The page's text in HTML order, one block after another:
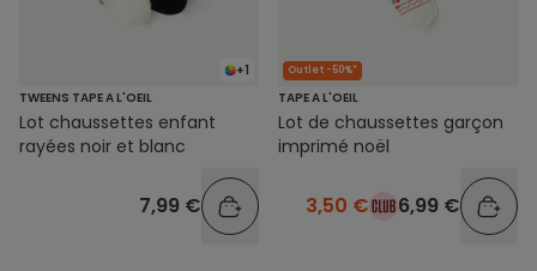
+1
TWEENS TAPE A L'OEIL
Lot chaussettes enfant
rayées noir et blanc
7,99 €
Outlet -50%*
TAPE A L'OEIL
Lot de chaussettes garçon
imprimé noël
3,50 € 6,99 €